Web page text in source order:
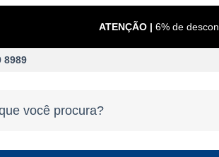
ATENÇÃO | 6% de
8989